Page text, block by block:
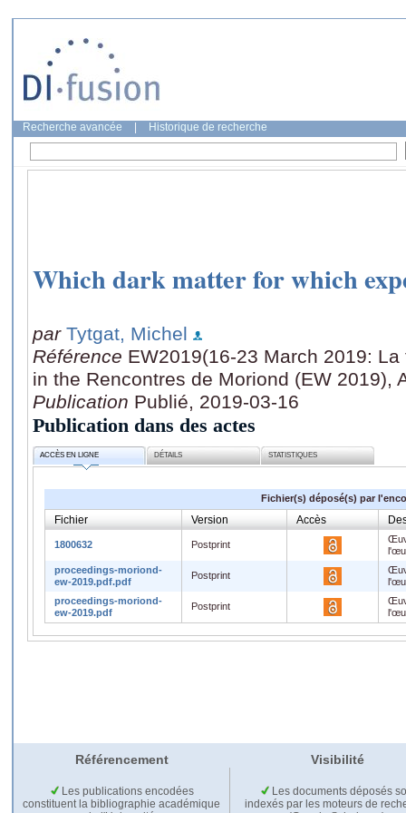
Recherche avancée Historique de recherche
Which dark matter for which
par Tytgat, Michel
Référence EW2019(16-23 March 2019:
in the Rencontres de Moriond (EW 2019),
Publication Publié, 2019-03-16
Publication dans des actes
ACCÈS EN LIGNE DÉTAILS STATISTIQUES
Fichier(s) déposé(s) par
Fichier Version Accès
1800632 Postprint
proceedings-moriond-
ew-2019.pdf.pdf
Postprint
proceedings-moriond-
ew-2019.pdf
Postprint
Référencement Visibilité
Les publications encodées
constituent la bibliographie académique
Les documents déposés
indexés par les moteurs de